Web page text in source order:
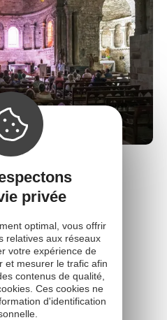
St Pierre de
et XIIe siècles, un
roman.
privée
optimal, vous offrir
relatives aux réseaux
votre expérience de
et mesurer le trafic afin
contenus de qualité,
Ces cookies ne
d'identification